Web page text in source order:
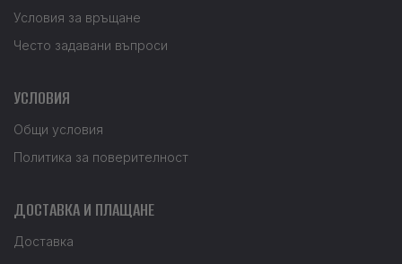
Условия за връщане
Често задавани въпроси
УСЛОВИЯ
Общи условия
Политика за поверителност
ДОСТАВКА И ПЛАЩАНЕ
Доставка